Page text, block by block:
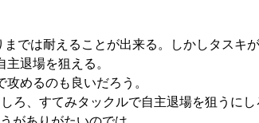
では耐えることが出来る。しかしタスキが
退場を狙える。
めるのも良いだろう。
ろ、すてみタックルで自主退場を狙うにし